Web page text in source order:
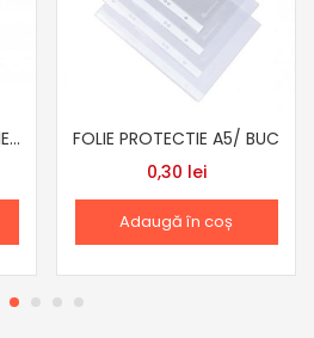
MAPA A4 DACO MP120 NEON PORTOCALIU
FOLIE PROTECTIE A5/ BUC
0,30 lei
Adaugă în coș